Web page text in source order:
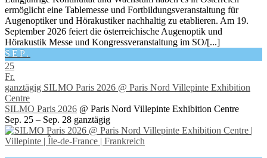
ermöglicht eine Tablemesse und Fortbildungsveranstaltung für
Augenoptiker und Hörakustiker nachhaltig zu etablieren. Am 19.
September 2026 feiert die österreichische Augenoptik und
Hörakustik Messe und Kongressveranstaltung im SO/[...]
SEP.
25
Fr.
ganztägig SILMO Paris 2026 @ Paris Nord Villepinte Exhibition
Centre
SILMO Paris 2026 @ Paris Nord Villepinte Exhibition Centre
Sep. 25 – Sep. 28 ganztägig